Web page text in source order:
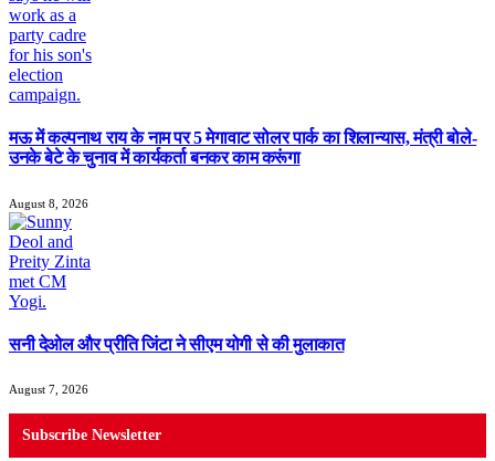
मऊ में कल्पनाथ राय के नाम पर 5 मेगावाट सोलर पार्क का शिलान्यास, मंत्री बोले-
उनके बेटे के चुनाव में कार्यकर्ता बनकर काम करूंगा
August 8, 2026
सनी देओल और प्रीति जिंटा ने सीएम योगी से की मुलाकात
August 7, 2026
Subscribe Newsletter